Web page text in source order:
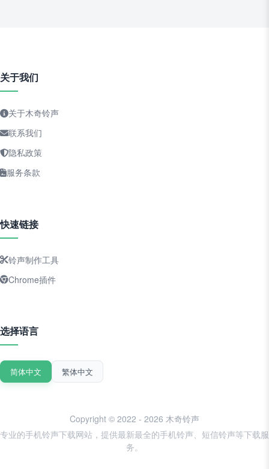
关于我们
关于木奇铃声
联系我们
隐私政策
服务条款
快速链接
铃声制作工具
Chrome插件
选择语言
简体中文 繁体中文
Copyright © 2022 - 2026 木奇铃声
专业的手机铃声下载网站，提供最新最全的手机铃声、短信铃声等下载服
务。